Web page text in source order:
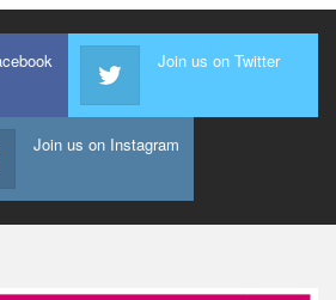
Join us on Twitter
Join us on Instagram